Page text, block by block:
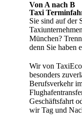
Von A nach B
Taxi
Sie sind auf der
München?
denn Sie haben
Wir von
besonders
Berufsverkehr
Geschäftsfahrt
wir Tag und